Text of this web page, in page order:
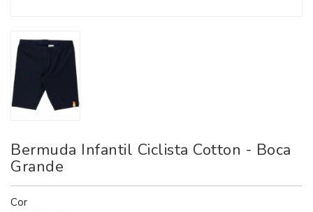
Bermuda Infantil Ciclista Cotton - Boca
Grande
Cor